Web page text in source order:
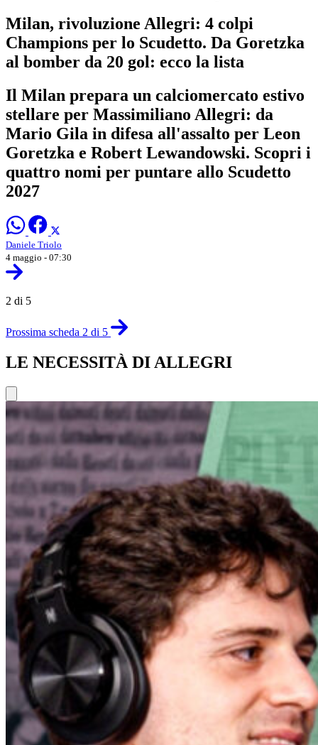
Milan, rivoluzione Allegri: 4 colpi
Champions per lo Scudetto. Da Goretzka
al bomber da 20 gol: ecco la lista
Il Milan prepara un calciomercato estivo
stellare per Massimiliano Allegri: da
Mario Gila in difesa all'assalto per Leon
Goretzka e Robert Lewandowski. Scopri i
quattro nomi per puntare allo Scudetto
2027
Daniele Triolo
4 maggio - 07:30
2 di 5
Prossima scheda 2 di 5
LE NECESSITÀ DI ALLEGRI